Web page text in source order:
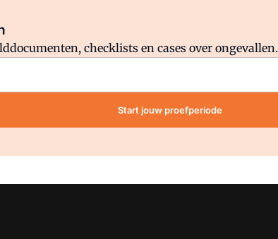
checklists en cases over ongevallen.
Start jouw proefperiode